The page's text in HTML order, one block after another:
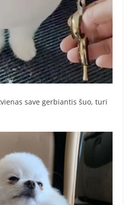
save gerbiantis šuo, turi